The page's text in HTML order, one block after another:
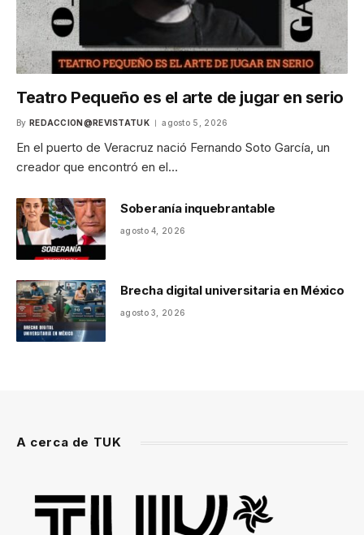
Teatro Pequeño es el arte de jugar en serio
By REDACCION@REVISTATUK agosto 5, 2026
En el puerto de Veracruz nació Fernando Soto García, un
creador que encontró en el…
Soberanía inquebrantable
agosto 4, 2026
Brecha digital universitaria en México
agosto 3, 2026
A cerca de TUK